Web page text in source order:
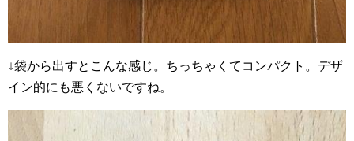
↓袋から出すとこんな感じ。ちっちゃくてコンパクト。デザ
イン的にも悪くないですね。